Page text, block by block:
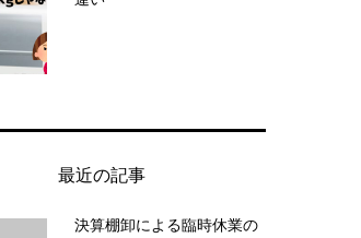
最近の記事
決算棚卸による臨時休業の